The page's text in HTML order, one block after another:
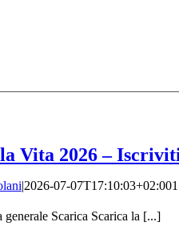
Vita 2026 –
|2026-07-07T17:10:03+02:00
generale Scarica Scarica la [...]